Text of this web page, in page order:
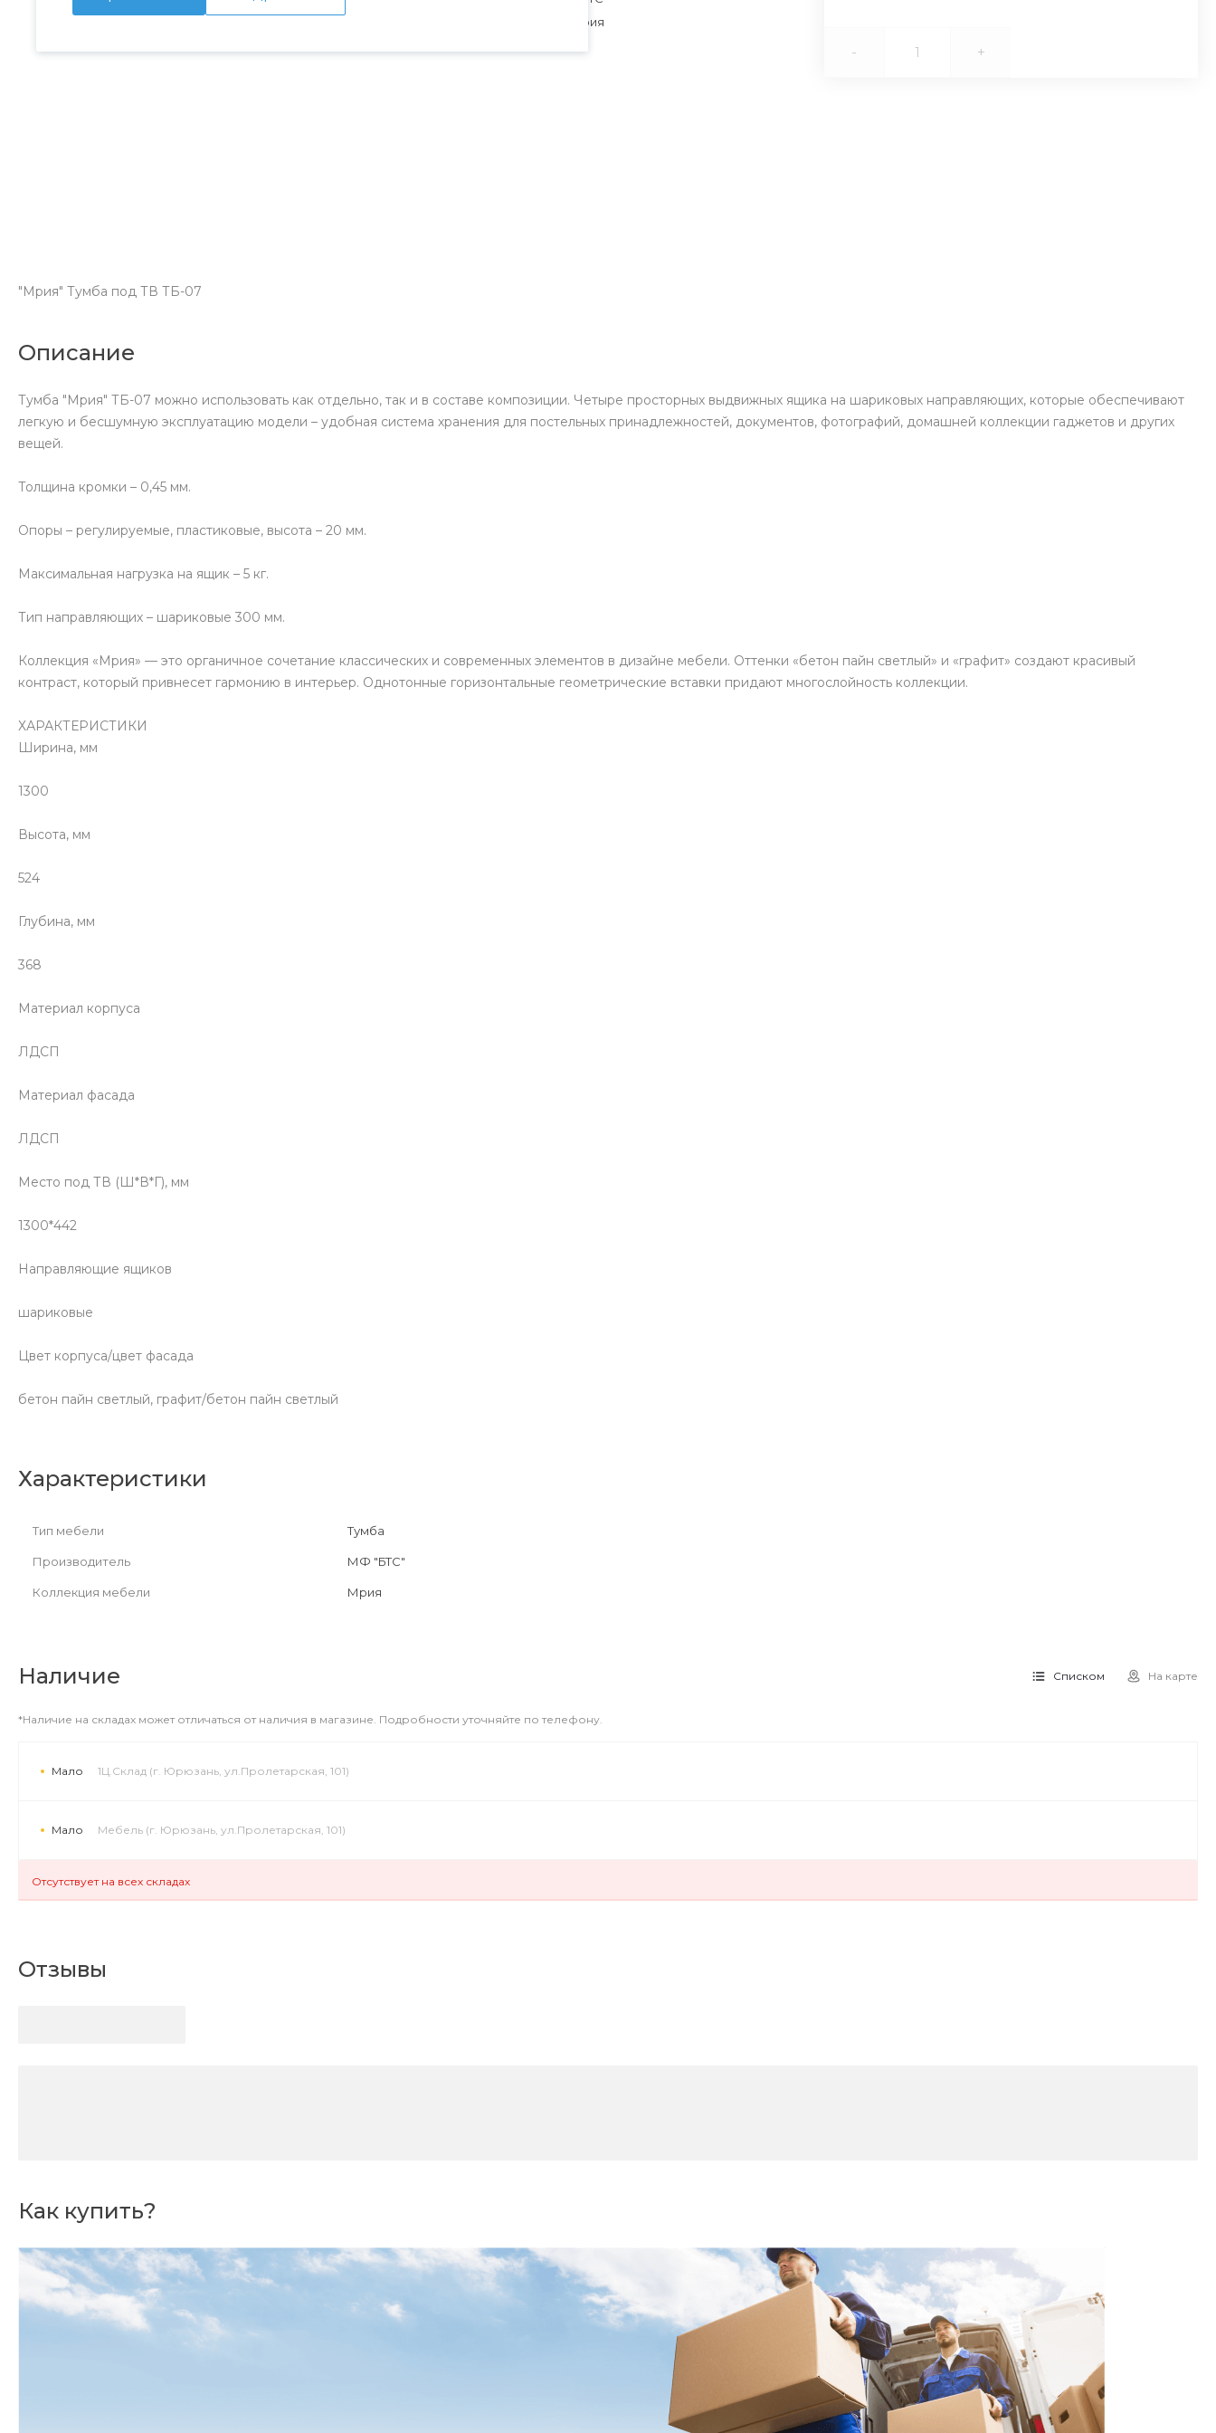
"Мрия" Тумба под ТВ ТБ-07
Мрия
- +
Описание
Тумба "Мрия" ТБ-07 можно использовать как отдельно, так и в составе композиции. Четыре просторных выдвижных ящика на шариковых направляющих, которые обеспечивают
легкую и бесшумную эксплуатацию модели – удобная система хранения для постельных принадлежностей, документов, фотографий, домашней коллекции гаджетов и других
вещей.
Толщина кромки – 0,45 мм.
Опоры – регулируемые, пластиковые, высота – 20 мм.
Максимальная нагрузка на ящик – 5 кг.
Тип направляющих – шариковые 300 мм.
Коллекция «Мрия» — это органичное сочетание классических и современных элементов в дизайне мебели. Оттенки «бетон пайн светлый» и «графит» создают красивый
контраст, который привнесет гармонию в интерьер. Однотонные горизонтальные геометрические вставки придают многослойность коллекции.
ХАРАКТЕРИСТИКИ
Ширина, мм
1300
Высота, мм
524
Глубина, мм
368
Материал корпуса
ЛДСП
Материал фасада
ЛДСП
Место под ТВ (Ш*В*Г), мм
1300*442
Направляющие ящиков
шариковые
Цвет корпуса/цвет фасада
бетон пайн светлый, графит/бетон пайн светлый
Характеристики
Тип мебели Тумба
Производитель МФ "БТС"
Коллекция мебели Мрия
Наличие Списком На карте
*Наличие на складах может отличаться от наличия в магазине. Подробности уточняйте по телефону.
Мало 1Ц.Склад (г. Юрюзань, ул.Пролетарская, 101)
Мало Мебель (г. Юрюзань, ул.Пролетарская, 101)
Отсутствует на всех складах
Отзывы
Как купить?